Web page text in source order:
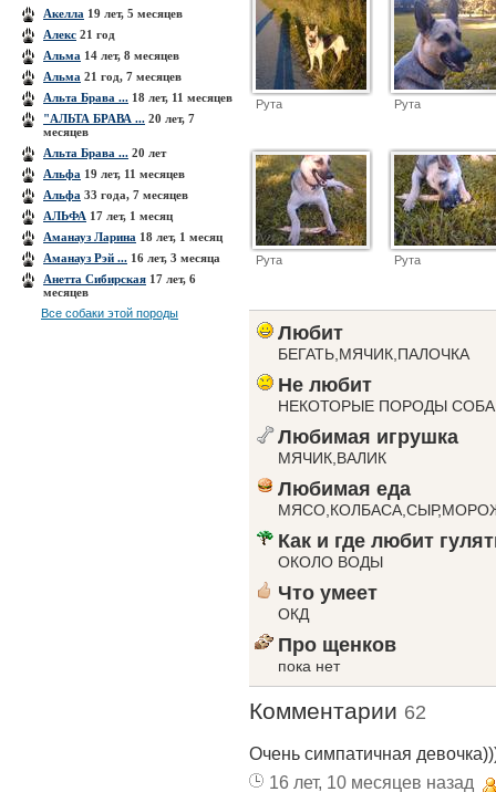
Акелла 19 лет, 5 месяцев
Алекс 21 год
Альма 14 лет, 8 месяцев
Альма 21 год, 7 месяцев
Альта Брава ... 18 лет, 11 месяцев
"АЛЬТА БРАВА ... 20 лет, 7
месяцев
Альта Брава ... 20 лет
Альфа 19 лет, 11 месяцев
Альфа 33 года, 7 месяцев
АЛЬФА 17 лет, 1 месяц
Аманауз Ларина 18 лет, 1 месяц
Аманауз Рэй ... 16 лет, 3 месяца
Анетта Сибирская 17 лет, 6
месяцев
Все собаки этой породы
Рута Рута
Рута Рута
Любит
БЕГАТЬ,МЯЧИК,ПАЛОЧКА
Не любит
НЕКОТОРЫЕ ПОРОДЫ
Любимая игрушка
МЯЧИК,ВАЛИК
Любимая еда
Как и где любит
ОКОЛО ВОДЫ
Что умеет
ОКД
Про щенков
пока нет
Комментарии 62
Очень симпатичная
16 лет, 10 месяцев назад